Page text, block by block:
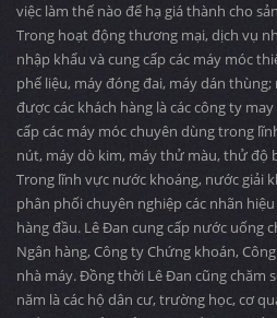
việc làm thế nào để hạ giá thành cho
Trong hoạt động thương mại, dịch vụ
nhập khẩu và cung cấp các máy móc
phế liệu, máy đóng đai, máy dán thùng;
được các khách hàng là các công ty
cấp các máy móc chuyên dùng trong
nút, máy dò kim, máy thử màu, thử độ
Trong lĩnh vực nước khoáng, nước giải
phân phối chuyên nghiệp các nhãn
hàng đầu. Lê Đan cung cấp nước uống
Ngân hàng, Công ty Chứng khoán,
nhà máy. Đồng thời Lê Đan cũng chăm
năm là các hộ dân cư, trường học, cơ